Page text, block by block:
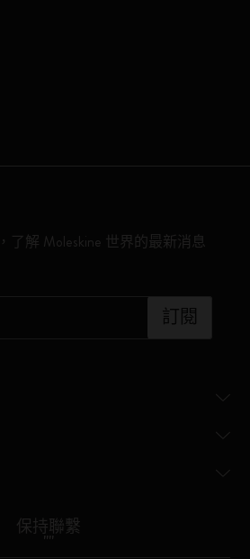
了解 Moleskine 世界的最新消息
訂閱
保持聯繫
""